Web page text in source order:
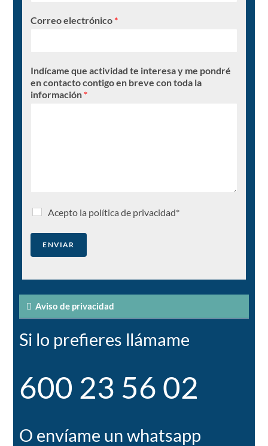
Correo electrónico *
Indícame que actividad te interesa y me pondré
en contacto contigo en breve con toda la
información *
Acepto la política de privacidad*
ENVIAR
Aviso de privacidad
Si lo prefieres llámame
600 23 56 02
O envíame un whatsapp